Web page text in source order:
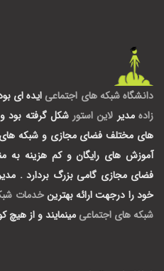
دانشگاه شبکه های اجتماعی ایده ای
زاده مدیر لاین استورشکل گرفته بود
های مختلف فضای مجازی و شبکه های
آموزش های رایگان و کم هزینه به
فضای مجازی گامی بزرگ بردارد .
خود را درجهت ارائه بهترینخدمات
شبکه های اجتماعی مینمایند و از